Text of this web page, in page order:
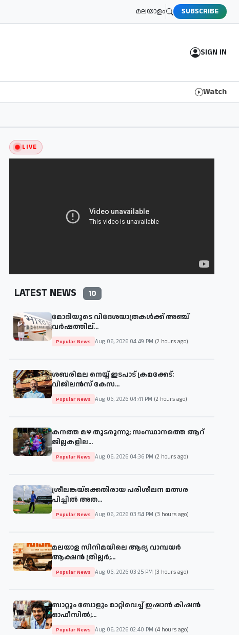
മലയാളം SUBSCRIBE
SIGN IN
Watch
LIVE
LATEST NEWS 10
മോദിയുടെ വിദേശയാത്രകള്‍ക്ക് അഞ്ച്
വര്‍ഷത്തില്...
Popular News Aug 06, 2026 04:49 PM (2 hours ago)
ശബരിമല നെയ്യ് ഇടപാട് ക്രമക്കേട്:
വിജിലൻസ് കേസ...
Popular News Aug 06, 2026 04:41 PM (2 hours ago)
കനത്ത മഴ തുടരുന്നു; സംസ്ഥാനത്തെ ആറ്
ജില്ലകളില...
Popular News Aug 06, 2026 04:36 PM (2 hours ago)
ശ്രീലങ്കയ്‌ക്കെതിരായ പരിശീലന മത്സര
പിച്ചിൽ അത...
Popular News Aug 06, 2026 03:54 PM (3 hours ago)
മലയാള സിനിമയിലെ ആദ്യ വാമ്പയർ
ആക്ഷൻ ത്രില്ലർ;...
Popular News Aug 06, 2026 03:25 PM (3 hours ago)
ബാറ്റും ബോളും മാറ്റിവെച്ച് ഇഷാൻ കിഷൻ
ഓഫീസിൽ;...
Popular News Aug 06, 2026 02:40 PM (4 hours ago)